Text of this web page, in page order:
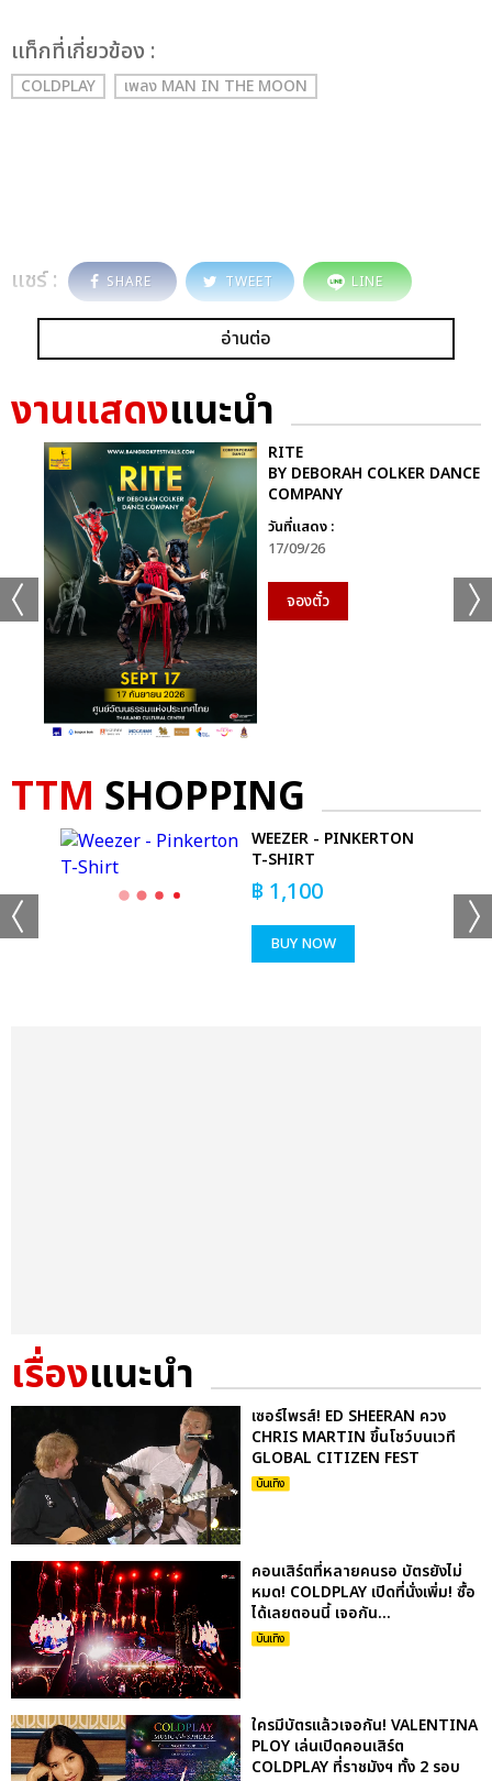
เเท็กที่เกี่ยวข้อง :
COLDPLAY เพลง MAN IN THE MOON
แชร์ : SHARE TWEET LINE
อ่านต่อ
งานแสดงแนะนำ
RITE
BY DEBORAH COLKER DANCE
COMPANY
วันที่แสดง :
17/09/26
จองตั๋ว
TTM SHOPPING
WEEZER - PINKERTON
T-SHIRT
฿ 1,100
BUY NOW
เรื่องแนะนำ
เซอร์ไพรส์! ED SHEERAN ควง
CHRIS MARTIN ขึ้นโชว์บนเวที
GLOBAL CITIZEN FEST
บันเทิง
คอนเสิร์ตที่หลายคนรอ บัตรยังไม่
หมด! COLDPLAY เปิดที่นั่งเพิ่ม! ซื้อ
ได้เลยตอนนี้ เจอกัน...
บันเทิง
ใครมีบัตรแล้วเจอกัน! VALENTINA
PLOY เล่นเปิดคอนเสิร์ต
COLDPLAY ที่ราชมังฯ ทั้ง 2 รอบ